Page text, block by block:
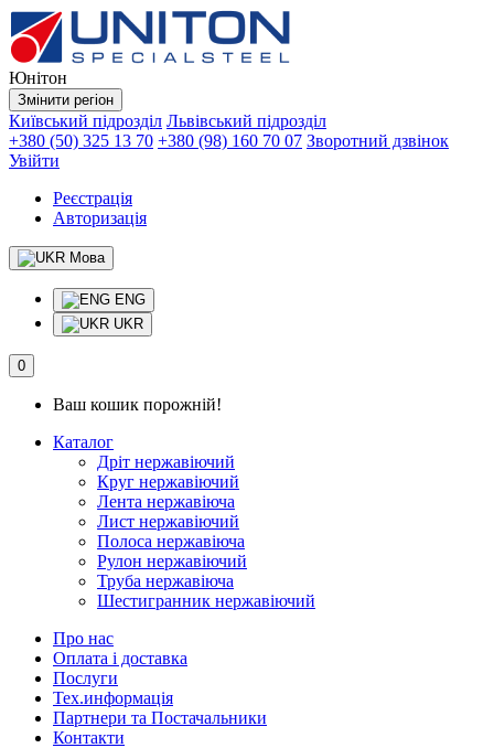
Юнітон
Змінити регіон
Київський підрозділ Львівський підрозділ
+380 (50) 325 13 70 +380 (98) 160 70 07 Зворотний дзвінок
Увійти
Реєстрація
Авторизація
Мова
ENG
UKR
0
Ваш кошик порожній!
Каталог
Дріт нержавіючий
Круг нержавіючий
Лента нержавіюча
Лист нержавіючий
Полоса нержавіюча
Рулон нержавіючий
Труба нержавіюча
Шестигранник нержавіючий
Про нас
Оплата і доставка
Послуги
Тех.информацiя
Партнери та Постачальники
Контакти